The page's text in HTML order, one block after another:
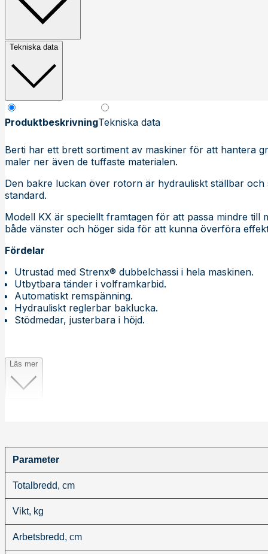
Tekniska data
ProduktbeskrivningTekniska data
Berti har ett brett sortiment av maskiner för att hantera
maler ner även de tuffaste materialen.
Den bakre luckan över rotorn är hydrauliskt ställbar
standard.
Modell KX är speciellt framtagen för att passa mindre
både vänster och höger sida för att kunna överföra
Fördelar
Utrustad med Strenx® dubbelchassi i hela maskinen.
Utbytbara tänder i volframkarbid.
Automatiskt remspänning.
Hydrauliskt reglerbar baklucka.
Stödmedar, justerbara i höjd.
Läs mer
Parameter
Totalbredd, cm
Vikt, kg
Arbetsbredd, cm